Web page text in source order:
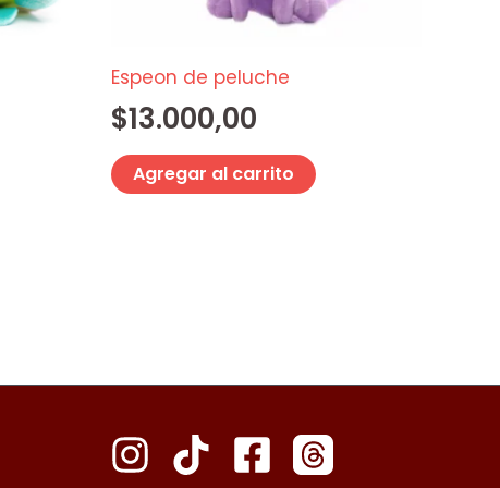
Espeon de peluche
$13.000,00
Agregar al carrito